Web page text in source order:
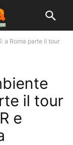
a Roma parte il tour
il tour
e